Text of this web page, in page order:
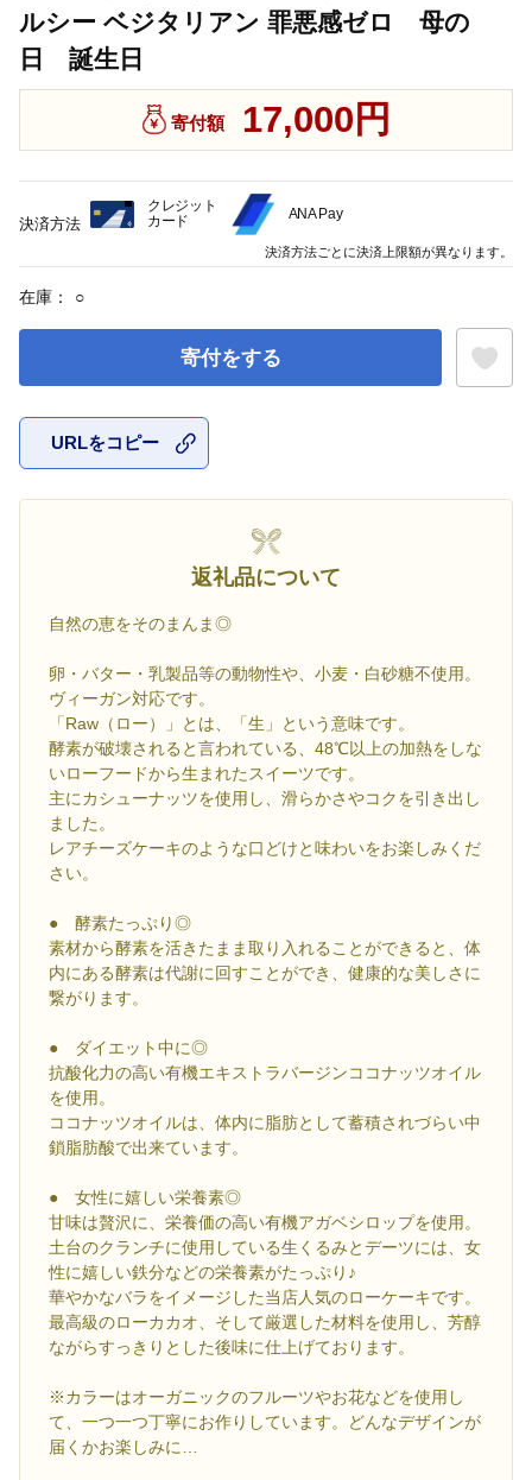
ルシー ベジタリアン 罪悪感ゼロ 母の
日 誕生日
寄付額 17,000円
在庫： ○
寄付をする
URLをコピー
返礼品について
自然の恵をそのまんま◎
卵・バター・乳製品等の動物性や、小麦・白砂糖不使用。
ヴィーガン対応です。
「Raw（ロー）」とは、「生」という意味です。
酵素が破壊されると言われている、48℃以上の加熱をしな
いローフードから生まれたスイーツです。
主にカシューナッツを使用し、滑らかさやコクを引き出し
ました。
レアチーズケーキのような口どけと味わいをお楽しみくだ
さい。
● 酵素たっぷり◎
素材から酵素を活きたまま取り入れることができると、体
内にある酵素は代謝に回すことができ、健康的な美しさに
繋がります。
● ダイエット中に◎
抗酸化力の高い有機エキストラバージンココナッツオイル
を使用。
ココナッツオイルは、体内に脂肪として蓄積されづらい中
鎖脂肪酸で出来ています。
● 女性に嬉しい栄養素◎
甘味は贅沢に、栄養価の高い有機アガベシロップを使用。
土台のクランチに使用している生くるみとデーツには、女
性に嬉しい鉄分などの栄養素がたっぷり♪
華やかなバラをイメージした当店人気のローケーキです。
最高級のローカカオ、そして厳選した材料を使用し、芳醇
ながらすっきりとした後味に仕上げております。
※カラーはオーガニックのフルーツやお花などを使用し
て、一つ一つ丁寧にお作りしています。どんなデザインが
届くかお楽しみに…
決済方法
クレジット
カード
ANA Pay
決済方法ごとに決済上限額が異なります。